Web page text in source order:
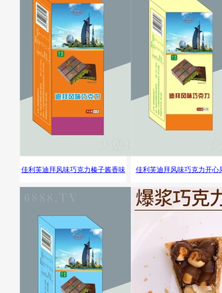
佳利芙迪拜风味巧克力榛子酱香味 佳利芙迪拜风味巧克力开心
40g休闲零食夹心巧克力